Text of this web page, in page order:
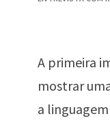
A primeira
mostrar
a